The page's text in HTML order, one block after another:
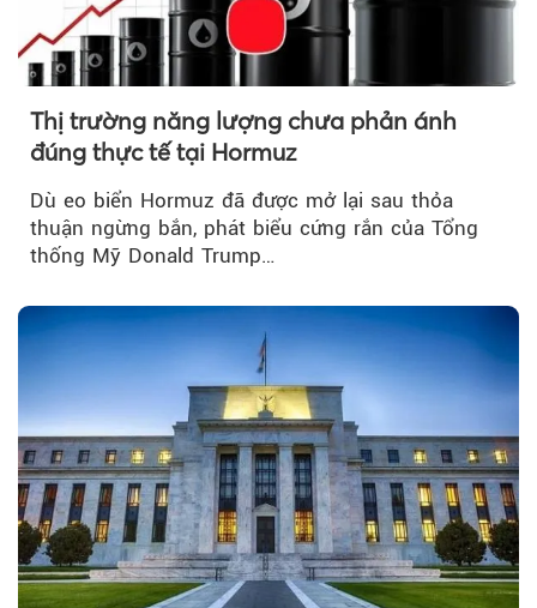
Thị trường năng lượng chưa phản ánh
đúng thực tế tại Hormuz
Dù eo biển Hormuz đã được mở lại sau thỏa
thuận ngừng bắn, phát biểu cứng rắn của Tổng
thống Mỹ Donald Trump…